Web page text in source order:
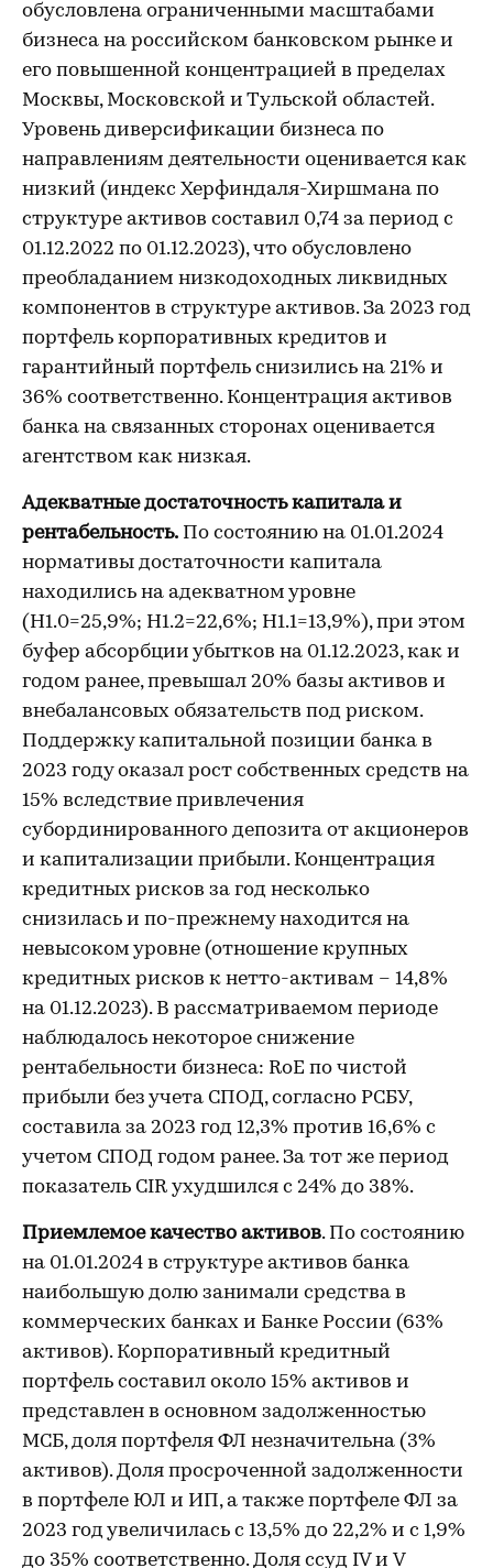
обусловлена ограниченными масштабами
бизнеса на российском банковском рынке и
его повышенной концентрацией в пределах
Москвы, Московской и Тульской областей.
Уровень диверсификации бизнеса по
направлениям деятельности оценивается как
низкий (индекс Херфиндаля-Хиршмана по
структуре активов составил 0,74 за период с
01.12.2022 по 01.12.2023), что обусловлено
преобладанием низкодоходных ликвидных
компонентов в структуре активов. За 2023 год
портфель корпоративных кредитов и
гарантийный портфель снизились на 21% и
36% соответственно. Концентрация активов
банка на связанных сторонах оценивается
агентством как низкая.
Адекватные достаточность капитала и
рентабельность. По состоянию на 01.01.2024
нормативы достаточности капитала
находились на адекватном уровне
(Н1.0=25,9%; Н1.2=22,6%; Н1.1=13,9%), при этом
буфер абсорбции убытков на 01.12.2023, как и
годом ранее, превышал 20% базы активов и
внебалансовых обязательств под риском.
Поддержку капитальной позиции банка в
2023 году оказал рост собственных средств на
15% вследствие привлечения
субординированного депозита от акционеров
и капитализации прибыли. Концентрация
кредитных рисков за год несколько
снизилась и по-прежнему находится на
невысоком уровне (отношение крупных
кредитных рисков к нетто-активам – 14,8%
на 01.12.2023). В рассматриваемом периоде
наблюдалось некоторое снижение
рентабельности бизнеса: RoE по чистой
прибыли без учета СПОД, согласно РСБУ,
составила за 2023 год 12,3% против 16,6% с
учетом СПОД годом ранее. За тот же период
показатель CIR ухудшился с 24% до 38%.
Приемлемое качество активов. По состоянию
на 01.01.2024 в структуре активов банка
наибольшую долю занимали средства в
коммерческих банках и Банке России (63%
активов). Корпоративный кредитный
портфель составил около 15% активов и
представлен в основном задолженностью
МСБ, доля портфеля ФЛ незначительна (3%
активов). Доля просроченной задолженности
в портфеле ЮЛ и ИП, а также портфеле ФЛ за
2023 год увеличилась с 13,5% до 22,2% и с 1,9%
до 35% соответственно. Доля ссуд IV и V